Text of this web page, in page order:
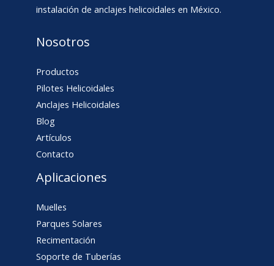
instalación de anclajes helicoidales en México.
Nosotros
Productos
Pilotes Helicoidales
Anclajes Helicoidales
Blog
Artículos
Contacto
Aplicaciones
Muelles
Parques Solares
Recimentación
Soporte de Tuberías